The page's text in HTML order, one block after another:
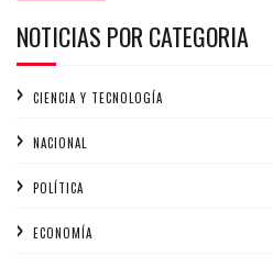
NOTICIAS POR CATEGORIA
CIENCIA Y TECNOLOGÍA
NACIONAL
POLÍTICA
ECONOMÍA